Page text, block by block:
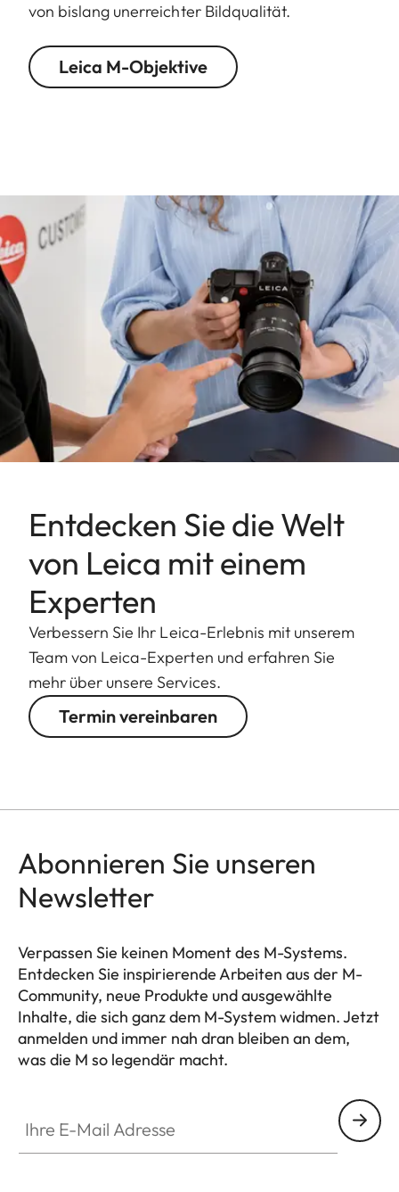
von bislang unerreichter Bildqualität.
Leica M-Objektive
Entdecken Sie die Welt
von Leica mit einem
Experten
Verbessern Sie Ihr Leica-Erlebnis mit unserem
Team von Leica-Experten und erfahren Sie
mehr über unsere Services.
Termin vereinbaren
Abonnieren Sie unseren
Newsletter
Verpassen Sie keinen Moment des M-Systems.
Entdecken Sie inspirierende Arbeiten aus der M-
Community, neue Produkte und ausgewählte
Inhalte, die sich ganz dem M-System widmen. Jetzt
anmelden und immer nah dran bleiben an dem,
was die M so legendär macht.